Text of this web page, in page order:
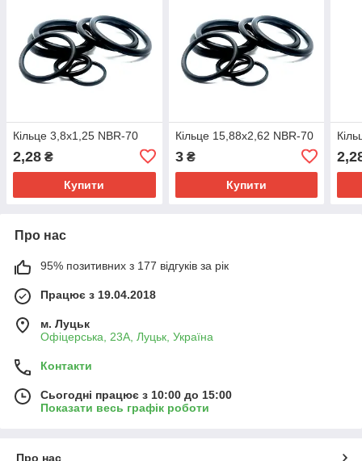
Кільце 3,8х1,25 NBR-70
2,28 ₴
Купити
Кільце 15,88х2,62 NBR-70
3₴
Купити
Про нас
95% позитивних з 177 відгуків за рік
Працює з 19.04.2018
м. Луцьк
Офіцерська, 23А, Луцьк, Україна
Контакти
Сьогодні працює з 10:00 до 15:00
Показати весь графік роботи
Про нас